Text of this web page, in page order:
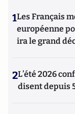
1Les Français
européenne
ira le grand
2L’été 2026
disent depuis